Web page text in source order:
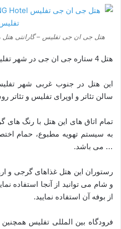
هتل جی ان جی تفلیس – گارانتی هتل های 4 ستاره تفلیس در
هتل 4 ستاره جی ان جی در شهر تفلیس کشور گرجستان می باشد.
سالن تئاتر و اوپرای تفلیس و
تمام اتاق های این هتل با رنگ
به سیستم تهویه مطبوع، حمام
… می باشد.
رستوران این هتل غذاهای گرجی و
و شام می توانید از آنجا استفاده
از بوفه آن استفاده نمایید.